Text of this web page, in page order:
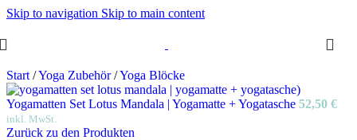
Skip to navigation Skip to main content
Start /Yoga Zubehör/Yoga Blöcke
Yogamatten Set Lotus Mandala | Yogamatte + Yogatasche 52,50 €
inkl. MwSt.
Zurück zu den Produkten